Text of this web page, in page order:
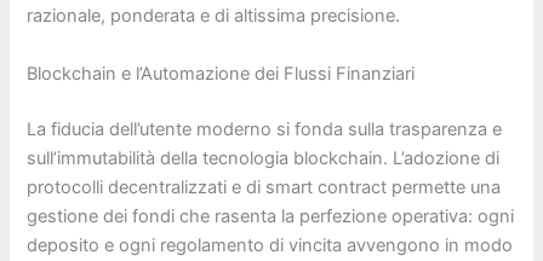
razionale, ponderata e di altissima precisione.
Blockchain e l’Automazione dei Flussi Finanziari
La fiducia dell’utente moderno si fonda sulla trasparenza e
sull’immutabilità della tecnologia blockchain. L’adozione di
protocolli decentralizzati e di smart contract permette una
gestione dei fondi che rasenta la perfezione operativa: ogni
deposito e ogni regolamento di vincita avvengono in modo